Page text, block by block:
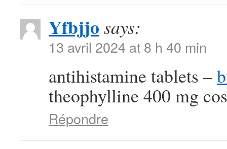
Yfbjjo says:
13 avril 2024 at 8 h 40 min
antihistamine tablets –
theophylline 400 mg
Répondre